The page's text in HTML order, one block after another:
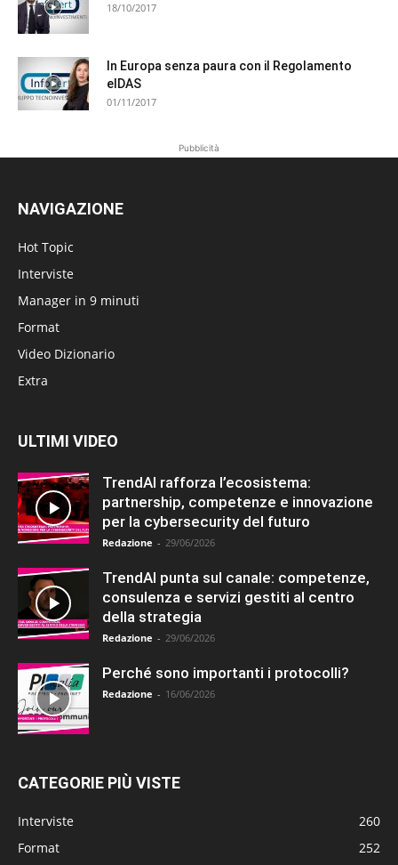
18/10/2017
In Europa senza paura con il Regolamento
eIDAS
01/11/2017
Pubblicità
NAVIGAZIONE
Hot Topic
Interviste
Manager in 9 minuti
Format
Video Dizionario
Extra
ULTIMI VIDEO
TrendAI rafforza l’ecosistema:
partnership, competenze e innovazione
per la cybersecurity del futuro
Redazione - 29/06/2026
TrendAI punta sul canale: competenze,
consulenza e servizi gestiti al centro
della strategia
Redazione - 29/06/2026
Perché sono importanti i protocolli?
Redazione - 16/06/2026
CATEGORIE PIÙ VISTE
Interviste
260
Format
252